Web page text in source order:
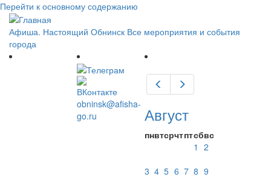
Перейти к основному содержанию
Афиша. Настоящий Обнинск Все мероприятия и события
города
obninsk@afisha-
go.ru
Предыдущий
Август
пнвтсрчтптсбвс
1 2
3 4 5 6 7 8 9